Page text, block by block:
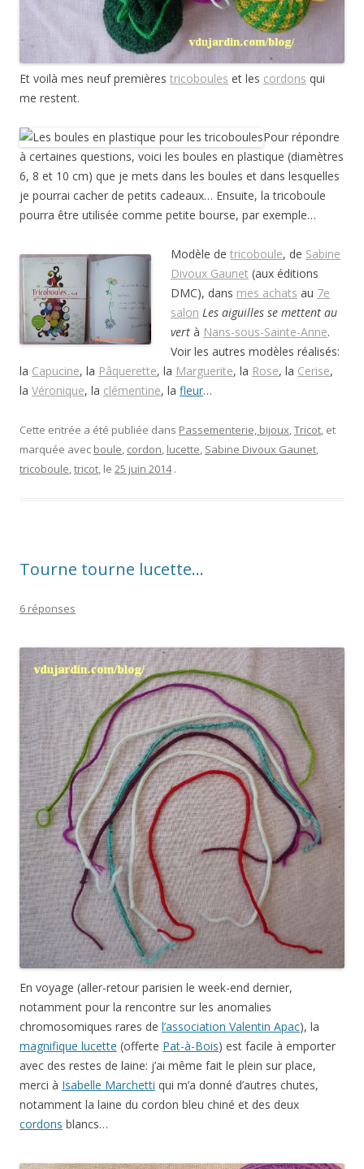
Et voilà mes neuf premières tricoboules et les cordons qui
me restent.
Pour répondre
à certaines questions, voici les boules en plastique (diamètres
6, 8 et 10 cm) que je mets dans les boules et dans lesquelles
je pourrai cacher de petits cadeaux… Ensuite, la tricoboule
pourra être utilisée comme petite bourse, par exemple…
Modèle de tricoboule, de Sabine
Divoux Gaunet (aux éditions
DMC), dans mes achats au 7e
salon Les aiguilles se mettent au
vert à Nans-sous-Sainte-Anne.
Voir les autres modèles réalisés:
la Capucine, la Pâquerette, la Marguerite, la Rose, la Cerise,
la Véronique, la clémentine, la fleur…
Cette entrée a été publiée dans Passementerie, bijoux,Tricot, et
marquée avec boule, cordon, lucette, Sabine Divoux Gaunet,
tricoboule,tricot, le 25 juin 2014 .
Tourne tourne lucette…
6 réponses
En voyage (aller-retour parisien le week-end dernier,
notamment pour la rencontre sur les anomalies
chromosomiques rares de l’association Valentin Apac), la
magnifique lucette (offerte Pat-à-Bois) est facile à emporter
avec des restes de laine: j’ai même fait le plein sur place,
merci à Isabelle Marchetti qui m’a donné d’autres chutes,
notamment la laine du cordon bleu chiné et des deux
cordons blancs…